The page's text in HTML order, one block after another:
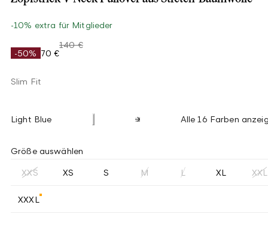
-10% extra für Mitglieder
-50% 70 €
140 €
Slim Fit
Light Blue Alle 16 Farben
Größe auswählen
XXS XS S M L XL XXL
XXXL